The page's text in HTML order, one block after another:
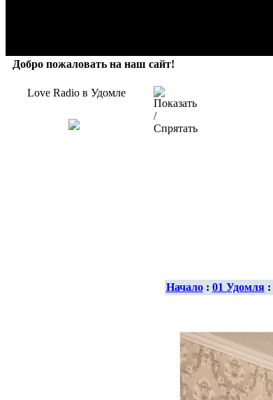
Добро пожаловать на наш сайт!
Love Radio в Удомле
Начало: 01 Удомля: